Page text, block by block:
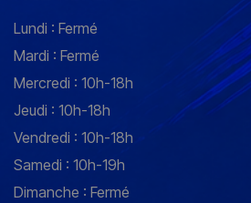
Lundi : Fermé
Mardi : Fermé
Mercredi : 10h-18h
Jeudi : 10h-18h
Vendredi : 10h-18h
Samedi : 10h-19h
Dimanche : Fermé